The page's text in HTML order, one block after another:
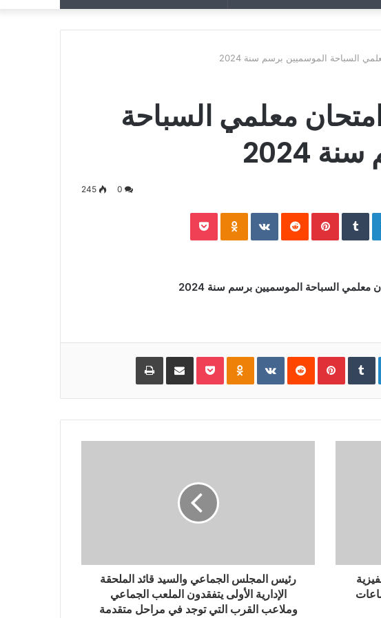
عن عشوائي
السباحة الموسميين برسم سنة 2024
معلمي السباحة
2024
0
245
LinkedIn
‏Tumblr
Pinterest
‏Reddit
‏VKontakte
معلمي السباحة الموسميين برسم سنة 2024
LinkedIn
‏Tumblr
Pinterest
‏Reddit
‏VKontakte
Pocket مشاركة عبر البريد
رئيس المجلس الجماعي والسيد قائد الملحقة
الإدارية الأولى يتفقدون الملعب الجماعي
وملاعب القرب التي توجد في مراحل متقدمة